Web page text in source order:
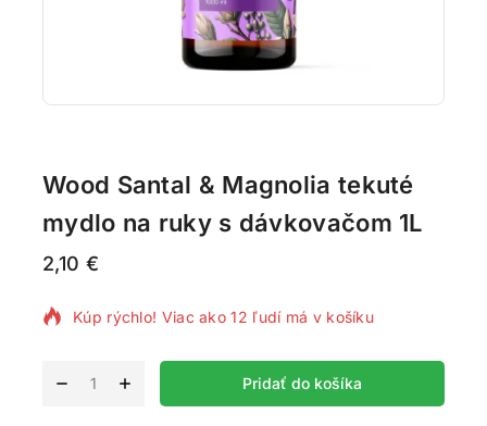
Wood Santal & Magnolia tekuté
mydlo na ruky s dávkovačom 1L
2,10 €
2 produktov predaných za posledných 12 hodín
Kúp rýchlo! Viac ako 12 ľudí má v košíku
Pridať do košíka